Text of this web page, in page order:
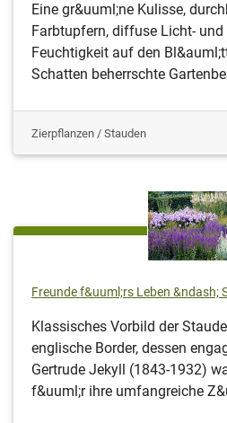
Eine gr&uuml;ne Kulisse,
Farbtupfern, diffuse Licht-
Feuchtigkeit auf den
Schatten beherrschte
Zierpflanzen / Stauden
Freunde f&uuml;rs Leben &ndash;
Klassisches Vorbild der
englische Border, dessen
Gertrude Jekyll (1843-1932)
f&uuml;r ihre umfangreiche